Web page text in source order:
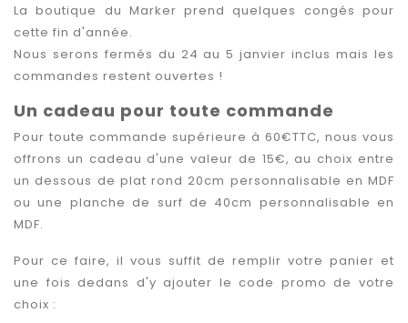
La boutique du Marker prend quelques congés pour
cette fin d'année.
Nous serons fermés du 24 au 5 janvier inclus mais les
commandes restent ouvertes !
Un cadeau pour toute commande
Pour toute commande supérieure à 60€TTC, nous vous
offrons un cadeau d'une valeur de 15€, au choix entre
un dessous de plat rond 20cm personnalisable en MDF
ou une planche de surf de 40cm personnalisable en
MDF.
Pour ce faire, il vous suffit de remplir votre panier et
une fois dedans d'y ajouter le code promo de votre
choix :